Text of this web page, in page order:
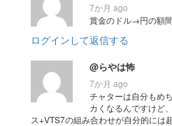
7か月 ago
賞金のドル→円の額
ログインして返信する
@らやは怖
7か月 ago
チャターは自分もめ
カくなるんですけど
ス+VTS7の組み合わせが自分的には